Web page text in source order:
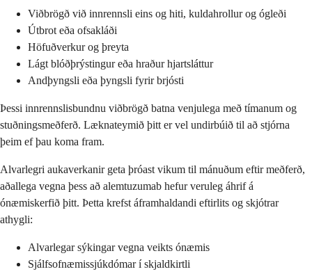
Viðbrögð við innrennsli eins og hiti, kuldahrollur og ógleði
Útbrot eða ofsakláði
Höfuðverkur og þreyta
Lágt blóðþrýstingur eða hraður hjartsláttur
Andþyngsli eða þyngsli fyrir brjósti
Þessi innrennslisbundnu viðbrögð batna venjulega með tímanum og
stuðningsmeðferð. Læknateymið þitt er vel undirbúið til að stjórna
þeim ef þau koma fram.
Alvarlegri aukaverkanir geta þróast vikum til mánuðum eftir meðferð,
aðallega vegna þess að alemtuzumab hefur veruleg áhrif á
ónæmiskerfið þitt. Þetta krefst áframhaldandi eftirlits og skjótrar
athygli:
Alvarlegar sýkingar vegna veikts ónæmis
Sjálfsofnæmissjúkdómar í skjaldkirtli